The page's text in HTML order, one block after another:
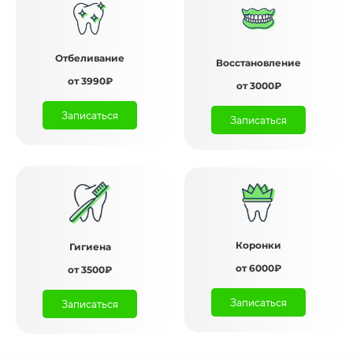
Отбеливание
от 3990₽
Записаться
Восстановление
от 3000₽
Записаться
Гигиена
от 3500₽
Записаться
Коронки
от 6000₽
Записаться